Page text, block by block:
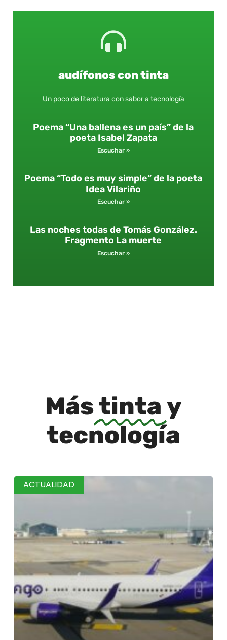
audífonos con tinta
Un poco de literatura con sabor a tecnología
Poema “Una ballena es un país” de la
poeta Isabel Zapata
Escuchar »
Poema “Todo es muy simple” de la poeta
Idea Vilariño
Escuchar »
Las noches todas de Tomás González.
Fragmento La muerte
Escuchar »
Mástinta y
tecnología
ACTUALIDAD